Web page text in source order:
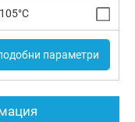
параметри